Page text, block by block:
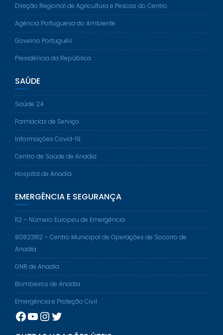
Direção Regional de Agricultura e Pescas do Centro
Agência Portuguesa do Ambiente
Governo Português
Presidência da República
SAÚDE
Saúde 24
Farmácias de Serviço
Informações Covid-19
Centro de Saúde de Anadia
Hospital de Anadia
EMERGÊNCIA E SEGURANÇA
112 – Número Europeu de Emergência
808231112 – Centro Municipal de Operações de Socorro de
Anadia
GNR de Anadia
Bombeiros de Anadia
Emergência e Proteção Civil
Facebook
YouTube
Instagram
Twitter